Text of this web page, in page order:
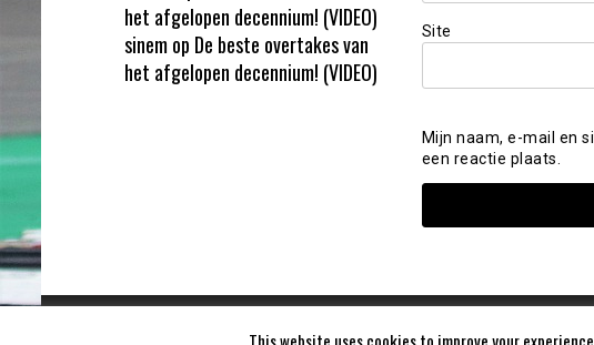
Site
Mijn naam, e-mail en
een reactie plaats.
het afgelopen decennium! (VIDEO)
sinem op De beste overtakes van
het afgelopen decennium! (VIDEO)